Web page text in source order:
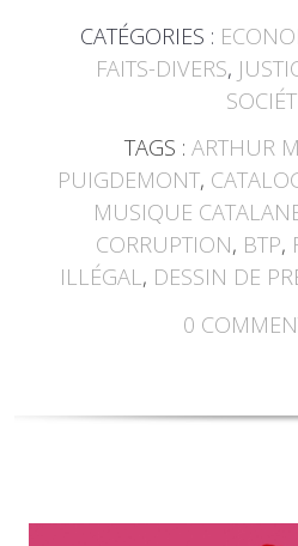
CATÉGORIES :
FAITS-DIVERS,
TAGS : ARTHUR
PUIGDEMONT,
MUSIQUE
CORRUPTION, BTP,
ILLÉGAL, DESSIN DE
0